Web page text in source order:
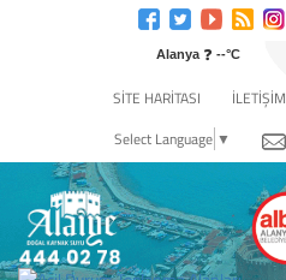
Alanya ❓ --°C
SİTE HARİTASI
İLETİŞİM
Select Language ▼